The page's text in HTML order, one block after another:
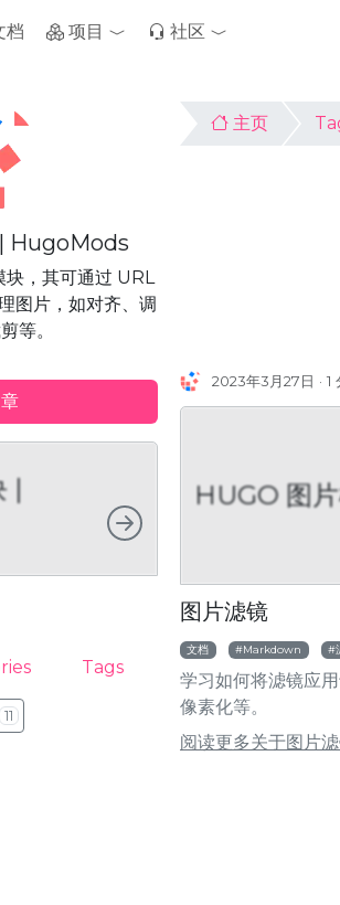
档 项目 社区
主页
2023年3月27日 1
HUGO 图
图片滤镜
文档 Markdown
学习如何将滤镜应
像素化等。
阅读更多关于图片滤
HugoMods
，其可通过 URL
图片，如对齐、调
等。
|
HUGO 图片模
图片滤镜
向右
Tags
11